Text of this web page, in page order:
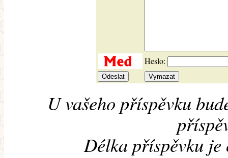
Heslo:
U vašeho příspěvku
Délka příspěvku je